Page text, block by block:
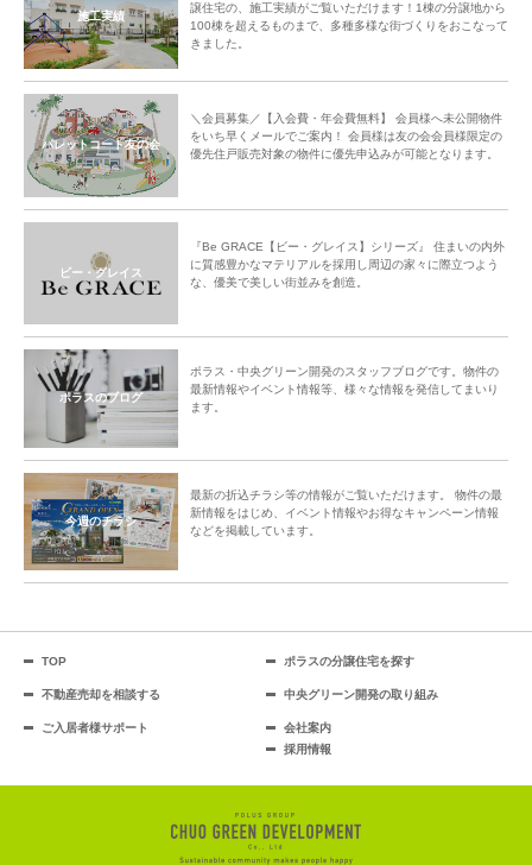
施工実績
譲住宅の、施工実績がご覧いただけます！1棟の分譲地から
100棟を超えるものまで、多種多様な街づくりをおこなって
きました。
パレットコート友の会
＼会員募集／【入会費・年会費無料】 会員様へ未公開物件
をいち早くメールでご案内！ 会員様は友の会会員様限定の
優先住戸販売対象の物件に優先申込みが可能となります。
ビー・グレイス
『Be GRACE【ビー・グレイス】シリーズ』 住まいの内外
に質感豊かなマテリアルを採用し周辺の家々に際立つよう
な、優美で美しい街並みを創造。
ポラスのブログ
ポラス・中央グリーン開発のスタッフブログです。物件の
最新情報やイベント情報等、様々な情報を発信してまいり
ます。
今週のチラシ
最新の折込チラシ等の情報がご覧いただけます。 物件の最
新情報をはじめ、イベント情報やお得なキャンペーン情報
などを掲載しています。
TOP ポラスの分譲住宅を探す
不動産売却を相談する 中央グリーン開発の取り組み
ご入居者様サポート
会社案内
採用情報